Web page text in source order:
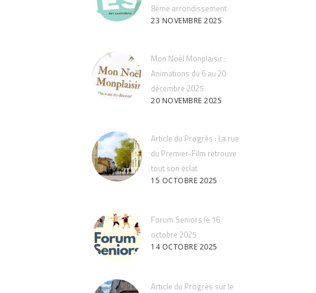
8ème arrondissement
23 NOVEMBRE 2025
Mon Noël Monplaisir :
Animations du 6 au 20
décembre 2025
20 NOVEMBRE 2025
Article du Progrès : La rue
du Premier-Film retrouve
tout son éclat
15 OCTOBRE 2025
Forum Seniors le 16
octobre 2025
14 OCTOBRE 2025
Article du Progrès sur le